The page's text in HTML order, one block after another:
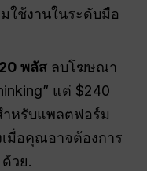
ใช้งานในระดับมือ
พลัส ลบโฆษณา
แต่ $240
ำหรับแพลตฟอร์ม
เมื่อคุณอาจต้องการ
วย.